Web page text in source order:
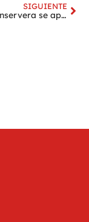
SIGUIENTE
Auxiliar Conservera se apunta a llevar sonrisas a los menores hospitalizados en La Arrixaca